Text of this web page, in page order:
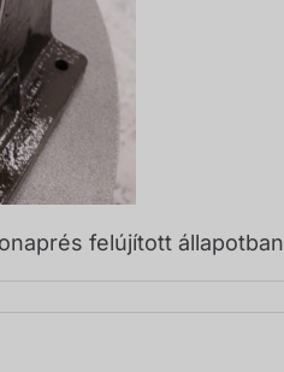
felújított állapotban